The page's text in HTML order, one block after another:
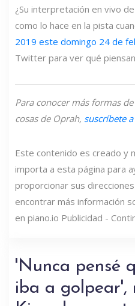
¿Su interpretación en vivo
como lo hace en la pista
2019 este domingo 24 de
Twitter para ver qué
Para conocer más formas
cosas de Oprah, suscríbete
Este contenido es creado y
importa a esta página para
proporcionar sus
encontrar más información
en piano.io Publicidad -
'Nunca pensé
iba a golpear',